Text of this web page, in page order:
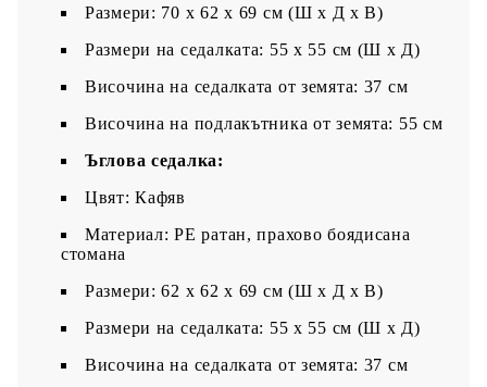
Размери: 70 x 62 x 69 см (Ш x Д x В)
Размери на седалката: 55 x 55 cм (Ш x Д)
Височина на седалката от земята: 37 см
Височина на подлакътника от земята: 55 см
Ъглова седалка:
Цвят: Кафяв
Материал: PE ратан, прахово боядисана
стомана
Размери: 62 x 62 x 69 см (Ш x Д x В)
Размери на седалката: 55 x 55 cм (Ш x Д)
Височина на седалката от земята: 37 см